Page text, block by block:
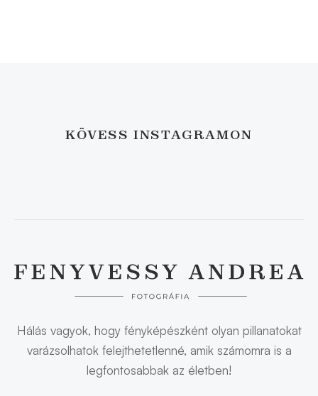
KÖVESS INSTAGRAMON
Hálás vagyok, hogy fényképészként olyan pillanatokat
varázsolhatok felejthetetlenné, amik számomra is a
legfontosabbak az életben!